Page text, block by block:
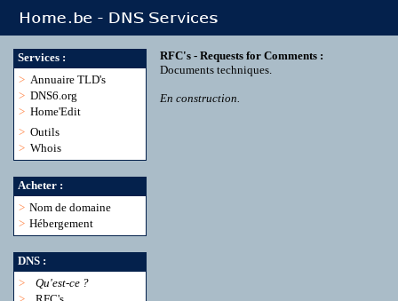
Services :
> Annuaire TLD's
> DNS6.org
> Home'Edit
> Outils
> Whois
Acheter :
> Nom de domaine
> Hébergement
DNS :
>
Qu'est-ce ?
RFC's - Requests for Comments :
Documents techniques.
En construction.